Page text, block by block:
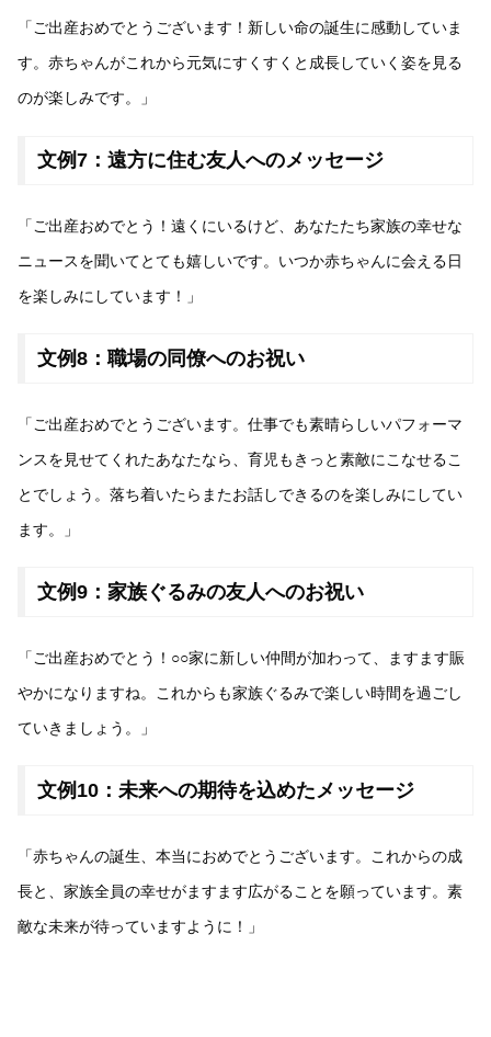
「ご出産おめでとうございます！新しい命の誕生に感動していま
す。赤ちゃんがこれから元気にすくすくと成長していく姿を見る
のが楽しみです。」
文例7：遠方に住む友人へのメッセージ
「ご出産おめでとう！遠くにいるけど、あなたたち家族の幸せな
ニュースを聞いてとても嬉しいです。いつか赤ちゃんに会える日
を楽しみにしています！」
文例8：職場の同僚へのお祝い
「ご出産おめでとうございます。仕事でも素晴らしいパフォーマ
ンスを見せてくれたあなたなら、育児もきっと素敵にこなせるこ
とでしょう。落ち着いたらまたお話しできるのを楽しみにしてい
ます。」
文例9：家族ぐるみの友人へのお祝い
「ご出産おめでとう！○○家に新しい仲間が加わって、ますます賑
やかになりますね。これからも家族ぐるみで楽しい時間を過ごし
ていきましょう。」
文例10：未来への期待を込めたメッセージ
「赤ちゃんの誕生、本当におめでとうございます。これからの成
長と、家族全員の幸せがますます広がることを願っています。素
敵な未来が待っていますように！」